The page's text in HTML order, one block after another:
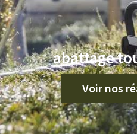
abattage
Voir nos